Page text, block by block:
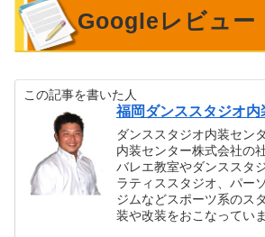
Googleレビュー
この記事を書いた人
福岡ダンススタジオ内
ダンススタジオ内装セン
内装センター株式会社の社
バレエ教室やダンススタ
ラティススタジオ、パー
ジムなどスポーツ系のス
装や改装をおこなってい